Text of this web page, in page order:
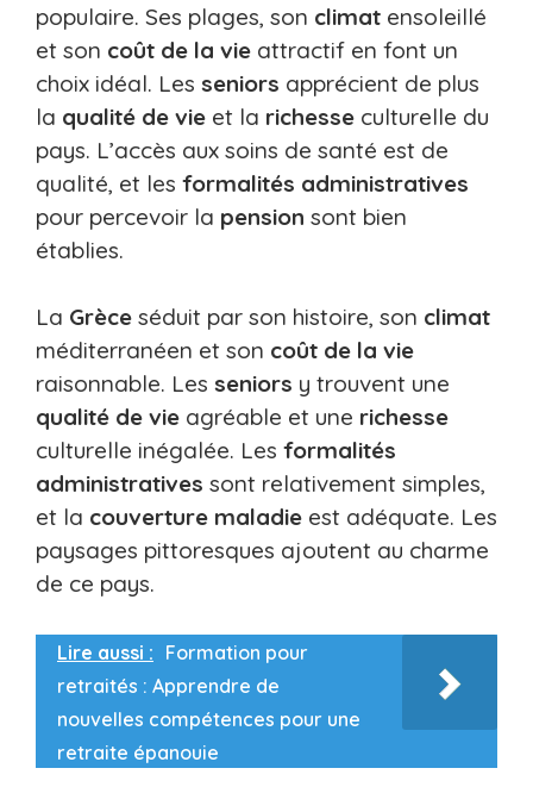
populaire. Ses plages, son climat ensoleillé
et son coût de la vie attractif en font un
choix idéal. Les seniors apprécient de plus
la qualité de vie et la richesse culturelle du
pays. L’accès aux soins de santé est de
qualité, et les formalités administratives
pour percevoir la pension sont bien
établies.
La Grèce séduit par son histoire, son climat
méditerranéen et son coût de la vie
raisonnable. Les seniors y trouvent une
qualité de vie agréable et une richesse
culturelle inégalée. Les formalités
administratives sont relativement simples,
et la couverture maladie est adéquate. Les
paysages pittoresques ajoutent au charme
de ce pays.
Lire aussi : Formation pour
retraités : Apprendre de
nouvelles compétences pour une
retraite épanouie